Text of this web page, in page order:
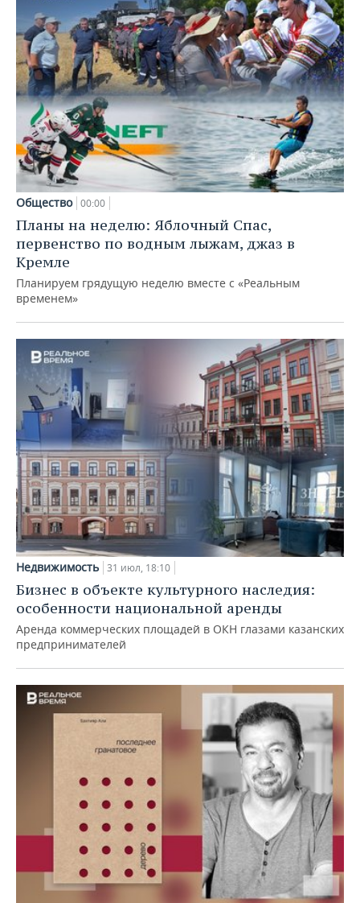
Общество 00:00
Планы на неделю: Яблочный Спас,
первенство по водным лыжам, джаз в
Кремле
Планируем грядущую неделю вместе с «Реальным
временем»
Недвижимость 31 июл, 18:10
Бизнес в объекте культурного наследия:
особенности национальной аренды
Аренда коммерческих площадей в ОКН глазами казанских
предпринимателей